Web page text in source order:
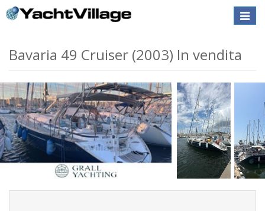
Toggle
Bavaria 49 Cruiser (2003) In vendita